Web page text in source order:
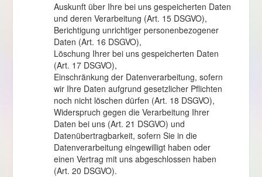
Auskunft über Ihre bei uns gespeicherten Daten
und deren Verarbeitung (Art. 15 DSGVO),
Berichtigung unrichtiger personenbezogener
Daten (Art. 16 DSGVO),
Löschung Ihrer bei uns gespeicherten Daten
(Art. 17 DSGVO),
Einschränkung der Datenverarbeitung, sofern
wir Ihre Daten aufgrund gesetzlicher Pflichten
noch nicht löschen dürfen (Art. 18 DSGVO),
Widerspruch gegen die Verarbeitung Ihrer
Daten bei uns (Art. 21 DSGVO) und
Datenübertragbarkeit, sofern Sie in die
Datenverarbeitung eingewilligt haben oder
einen Vertrag mit uns abgeschlossen haben
(Art. 20 DSGVO).